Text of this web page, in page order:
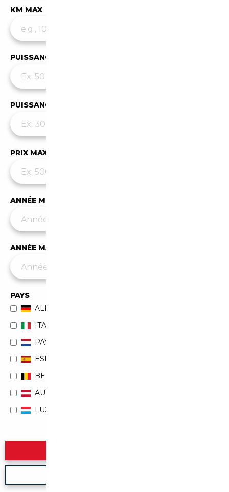
KM MAX
PUISSANCE MIN
PUISSANCE MAX
PRIX MAX (€)
ANNÉE MIN
ANNÉE MAX
PAYS
ALLEMAGNE
ITALIE
PAYS-BAS
ESPAGNE
BELGIQUE
AUTRICHE
LUXEMBOURG